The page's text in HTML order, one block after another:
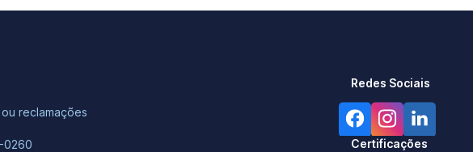
reclamações
0260
Redes Sociais
Certificações